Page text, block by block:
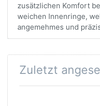
zusätzlichen Komfort
weichen Innenringe,
angemehmes und
Zuletzt